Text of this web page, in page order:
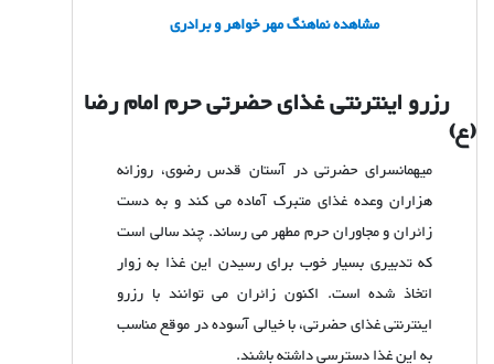
مشاهده نماهنگ مهر خواهر و برادری
رزرو اینترنتی غذای حضرتی حرم امام رضا
(ع)
میهمانسرای حضرتی در آستان قدس رضوی، روزانه
هزاران وعده غذای متبرک آماده می کند و به دست
زائران و مجاوران حرم مطهر می رساند. چند سالی است
که تدبیری بسیار خوب برای رسیدن این غذا به زوار
اتخاذ شده است. اکنون زائران می توانند با رزرو
اینترنتی غذای حضرتی، با خیالی آسوده در موقع مناسب
به این غذا دسترسی داشته باشند.